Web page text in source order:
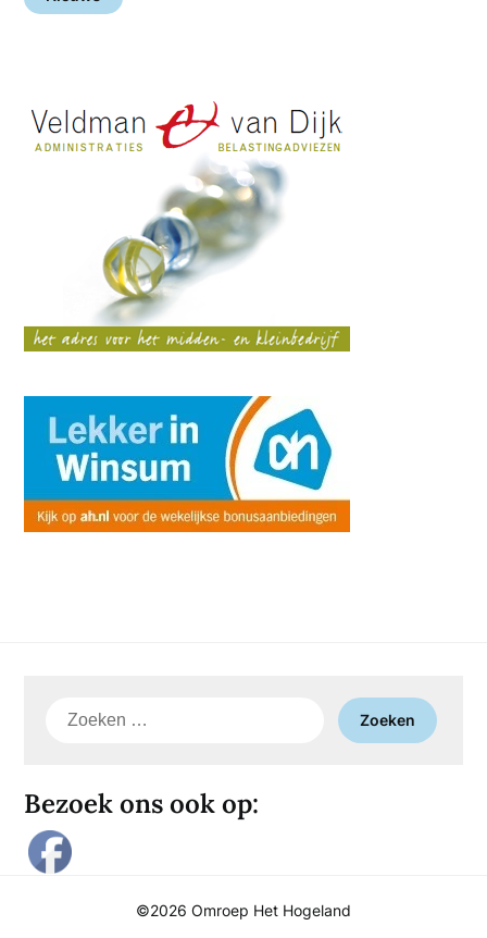
Zoeken
Bezoek ons ook op:
©2026 Omroep Het Hogeland